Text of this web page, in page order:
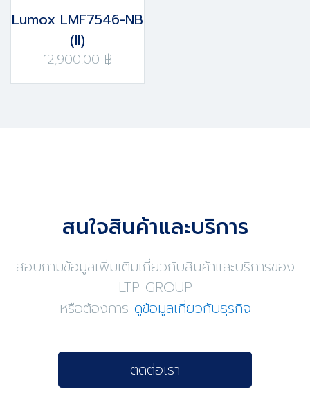
Lumox LMF7546-NB
(II)
12,900.00 ฿
สนใจสินค้าและบริการ
สอบถามข้อมูลเพิ่มเติมเกี่ยวกับสินค้าและบริการของ
LTP GROUP
หรือต้องการ ดูข้อมูลเกี่ยวกับธุรกิจ
ติดต่อเรา